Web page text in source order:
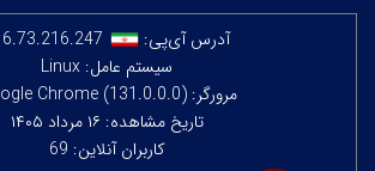
آدرس آی‌پی:
سیستم عامل: Linux
مرورگر: Google Chrome (131.0.0.0)
تاریخ مشاهده: ۱۶ مرداد ۱۴۰۵
کاربران آنلاین: 69